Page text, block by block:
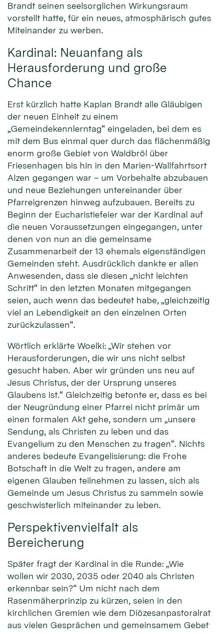
Brandt seinen seelsorglichen Wirkungsraum
vorstellt hatte, für ein neues, atmosphärisch gutes
Miteinander zu werben.
Kardinal: Neuanfang als
Herausforderung und große
Chance
Erst kürzlich hatte Kaplan Brandt alle Gläubigen
der neuen Einheit zu einem
„Gemeindekennlerntag“ eingeladen, bei dem es
mit dem Bus einmal quer durch das flächenmäßig
enorm große Gebiet von Waldbröl über
Friesenhagen bis hin in den Marien-Wallfahrtsort
Alzen gegangen war – um Vorbehalte abzubauen
und neue Beziehungen untereinander über
Pfarreigrenzen hinweg aufzubauen. Bereits zu
Beginn der Eucharistiefeier war der Kardinal auf
die neuen Voraussetzungen eingegangen, unter
denen von nun an die gemeinsame
Zusammenarbeit der 13 ehemals eigenständigen
Gemeinden steht. Ausdrücklich dankte er allen
Anwesenden, dass sie diesen „nicht leichten
Schritt“ in den letzten Monaten mitgegangen
seien, auch wenn das bedeutet habe, „gleichzeitig
viel an Lebendigkeit an den einzelnen Orten
zurückzulassen“.
Wörtlich erklärte Woelki: „Wir stehen vor
Herausforderungen, die wir uns nicht selbst
gesucht haben. Aber wir gründen uns neu auf
Jesus Christus, der der Ursprung unseres
Glaubens ist.“ Gleichzeitig betonte er, dass es bei
der Neugründung einer Pfarrei nicht primär um
einen formalen Akt gehe, sondern um „unsere
Sendung, als Christen zu leben und das
Evangelium zu den Menschen zu tragen“. Nichts
anderes bedeute Evangelisierung: die Frohe
Botschaft in die Welt zu tragen, andere am
eigenen Glauben teilnehmen zu lassen, sich als
Gemeinde um Jesus Christus zu sammeln sowie
geschwisterlich miteinander zu leben.
Perspektivenvielfalt als
Bereicherung
Später fragt der Kardinal in die Runde: „Wie
wollen wir 2030, 2035 oder 2040 als Christen
erkennbar sein?“ Um nicht nach dem
Rasenmäherprinzip zu kürzen, seien in den
kirchlichen Gremien wie dem Diözesanpastoralrat
aus vielen Gesprächen und gemeinsamem Gebet